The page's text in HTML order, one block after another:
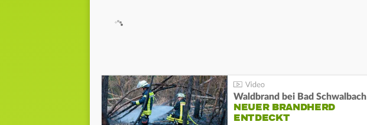
Waldbrand bei Bad Schwalbach
NEUER BRANDHERD
ENTDECKT